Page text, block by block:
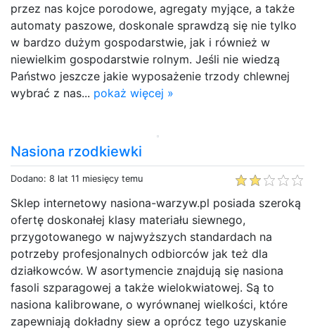
przez nas kojce porodowe, agregaty myjące, a także
automaty paszowe, doskonale sprawdzą się nie tylko
w bardzo dużym gospodarstwie, jak i również w
niewielkim gospodarstwie rolnym. Jeśli nie wiedzą
Państwo jeszcze jakie wyposażenie trzody chlewnej
wybrać z nas... pokaż więcej »
Nasiona rzodkiewki
Dodano: 8 lat 11 miesięcy temu
Sklep internetowy nasiona-warzyw.pl posiada szeroką
ofertę doskonałej klasy materiału siewnego,
przygotowanego w najwyższych standardach na
potrzeby profesjonalnych odbiorców jak też dla
działkowców. W asortymencie znajdują się nasiona
fasoli szparagowej a także wielokwiatowej. Są to
nasiona kalibrowane, o wyrównanej wielkości, które
zapewniają dokładny siew a oprócz tego uzyskanie